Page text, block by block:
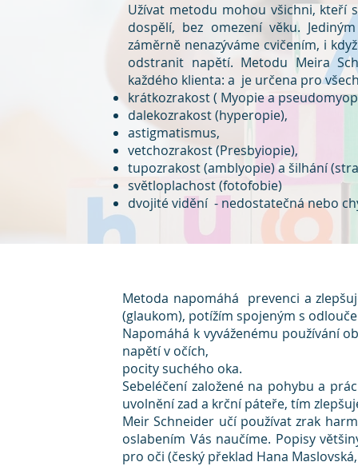
Užívat metodu mohou všichni, kteří
dospělí, bez omezení věku.
záměrně nenazýváme cvičením, i
odstranit napětí. Metodu Meira
každého klienta: a je určena pro
krátkozrakost ( Myopie a
dalekozrakost (hyperopie),
astigmatismus,
vetchozrakost (Presbyiopie),
tupozrakost (amblyopie) a šilhání
světloplachost (fotofobie)
dvojité vidění - nedostatečná nebo
Metoda napomáhá prevenci a
(glaukom), potížím spojeným s
Napomáhá k vyváženému používání
napětí v očích,
pocity suchého oka.
Sebeléčení založené na pohybu a
uvolnění zad a krční páteře, tím
Meir Schneider učí používat zrak
oslabením Vás naučíme. Popisy
pro oči (český překlad Hana